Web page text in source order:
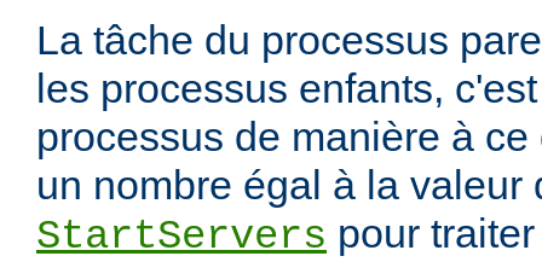
La tâche du processus
les processus enfants,
processus de manière à
un nombre égal à la valeur
StartServers pour